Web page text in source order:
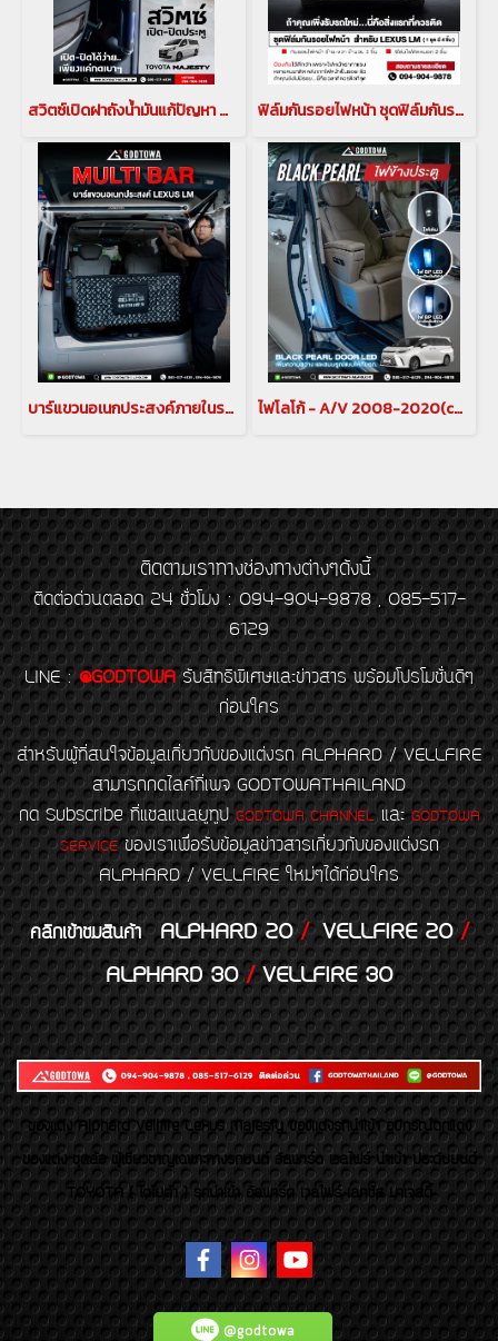
สวิตซ์เปิดฝาถังน้ำมันแก้ปัญหา สำหรับ รถยนต์ ALPHARD / VELLFIRE 30 รุ่นปี 2015-2021(copy)(copy)(copy) ฟิล์มกันรอยไฟหน้า ชุดฟิล์มกันรอยไฟหน้า GODZILLA Front Protective Film สำหรับ LEXUS LM 2023 ขึ้นไป
บาร์แขวนอเนกประสงค์ภายในรถ (MULTI BAR) สำหรับรถยนต์ ALPHARD/VELLFIRE รุ่นปี 2015-2021 บาร์แขวนอเนกประสงค์ภายในรถ มัลติบาร์ บาร์แขวานของในรถอัลพาร์ด เวลไฟร์ MULTI BAR ค้ำหลัง ไม้แขวน ที่แขวนของอัลพาร์ด ไม้แขวนเสื้ออัลพาร์ดสำหรับรถยนต์ ALPHARD/VELLFIRE(cop ไฟโลโก้ - A/V 2008-2020(copy)(copy)(copy)(copy)(copy)
ติดตามเราทางช่องทางต่างๆดังนี้
ติดต่อด่วนตลอด 24 ชั่วโมง : 094-904-9878 , 085-517-
6129
LINE : @GODTOWA รับสิทธิพิเศษและข่าวสาร พร้อมโปรโมชั่นดีๆ
ก่อนใคร
สำหรับผู้ที่สนใจข้อมูลเกี่ยวกับของแต่งรถ ALPHARD / VELLFIRE
สามารถกดไลค์ที่เพจ GODTOWATHAILAND
กด Subscribe ที่แชลแนลยูทูป GODTOWA CHANNELและGODTOWA
SERVICEของเราเพื่อรับข้อมูลข่าวสารเกี่ยวกับของแต่งรถ
ALPHARD / VELLFIRE ใหม่ๆได้ก่อนใคร
คลิกเข้าชมสินค้า ALPHARD 20/VELLFIRE 20/
ALPHARD 30/VELLFIRE 30
ของเเต่ง Alphard Vellfire Lexus Majesty ของเเต่งรถนำเข้า อุปกรณ์ตกแต่ง
ของแต่ง ชุดล้อ ผู้เชี่ยวชาญเฉพาะทางรถยนต์ อัลพาร์ด เวลไฟร์ นำเข้า ประดับยนต์
TOYOTA ( โตโยต้า ) รถนำเข้า อัลพาร์ด เวลไฟร์ เลกซัส มาเจสตี้
@godtowa